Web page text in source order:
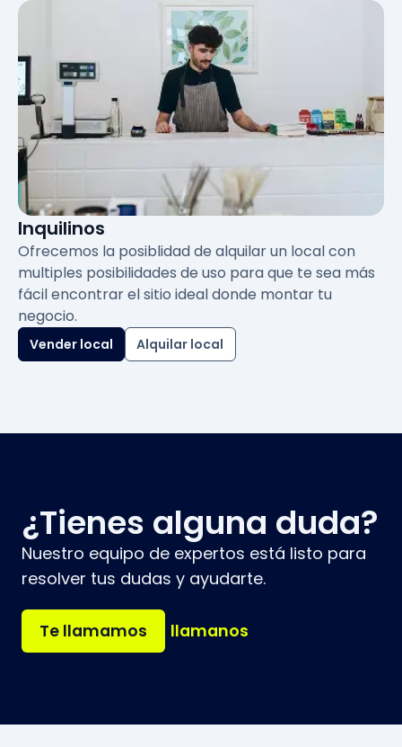
Inquilinos
Ofrecemos la posiblidad de alquilar un local con
multiples posibilidades de uso para que te sea más
fácil encontrar el sitio ideal donde montar tu
negocio.
Vender local Alquilar local
¿Tienes alguna duda?
Nuestro equipo de expertos está listo para
resolver tus dudas y ayudarte.
Te llamamos llamanos